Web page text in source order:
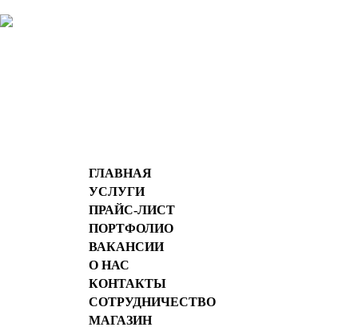
ГЛАВНАЯ
УСЛУГИ
ПРАЙС-ЛИСТ
ПОРТФОЛИО
ВАКАНСИИ
О НАС
КОНТАКТЫ
СОТРУДНИЧЕСТВО
МАГАЗИН